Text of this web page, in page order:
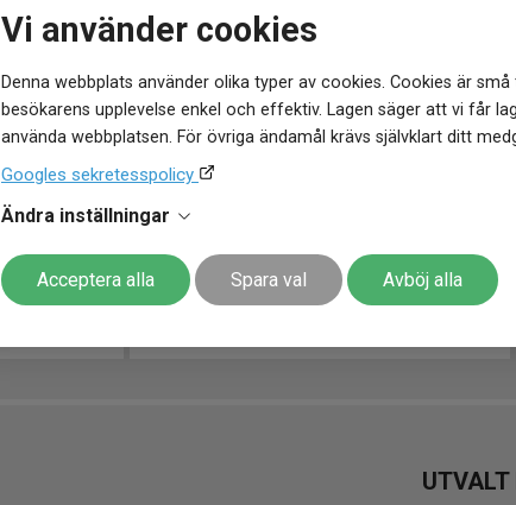
Vi använder cookies
Denna webbplats använder olika typer av cookies. Cookies är
besökarens upplevelse enkel och effektiv. Lagen säger att vi får
använda webbplatsen. För övriga ändamål krävs självklart ditt
Googles sekretesspolicy
Ändra inställningar
Acceptera alla Spara val Avböj alla
SKW3177
SKAGEN Mellem Micro 22mm
2 199
UTVALT